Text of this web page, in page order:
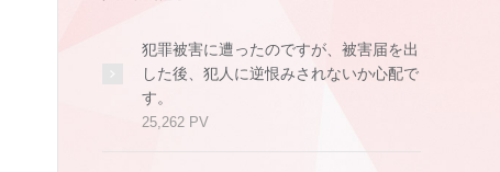
犯罪被害に遭ったのですが、被害届を出
した後、犯人に逆恨みされないか心配で
す。
25,262 PV